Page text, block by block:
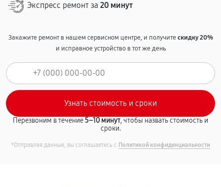
Экспресс ремонт за 20 минут
Закажите ремонт в нашем сервисном центре, и получитескидку 20%
и исправное устройство в тот же день
Перезвоним в течение5–10 минут, чтобы назвать стоимость и
сроки.
*Отправляя данные, вы соглашаетесь с Политикой конфиденциальности